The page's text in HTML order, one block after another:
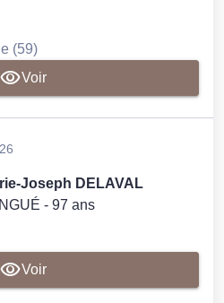
(59)
Voir
Joseph DELAVAL
- 97 ans
Voir